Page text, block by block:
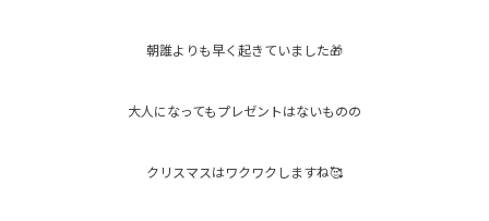
朝誰よりも早く起きていました🎁
大人になってもプレゼントはないものの
クリスマスはワクワクしますね🥰